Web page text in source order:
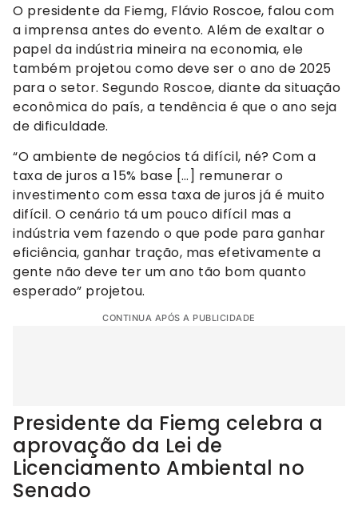
O presidente da Fiemg, Flávio Roscoe, falou com
a imprensa antes do evento. Além de exaltar o
papel da indústria mineira na economia, ele
também projetou como deve ser o ano de 2025
para o setor. Segundo Roscoe, diante da situação
econômica do país, a tendência é que o ano seja
de dificuldade.
“O ambiente de negócios tá difícil, né? Com a
taxa de juros a 15% base […] remunerar o
investimento com essa taxa de juros já é muito
difícil. O cenário tá um pouco difícil mas a
indústria vem fazendo o que pode para ganhar
eficiência, ganhar tração, mas efetivamente a
gente não deve ter um ano tão bom quanto
esperado” projetou.
CONTINUA APÓS A PUBLICIDADE
Presidente da Fiemg celebra a
aprovação da Lei de
Licenciamento Ambiental no
Senado